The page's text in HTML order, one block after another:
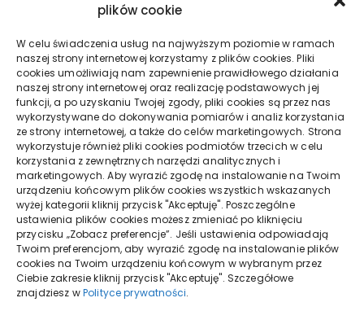
plików cookie
W celu świadczenia usług na najwyższym poziomie w ramach
naszej strony internetowej korzystamy z plików cookies. Pliki
cookies umożliwiają nam zapewnienie prawidłowego działania
naszej strony internetowej oraz realizację podstawowych jej
funkcji, a po uzyskaniu Twojej zgody, pliki cookies są przez nas
wykorzystywane do dokonywania pomiarów i analiz korzystania
ze strony internetowej, a także do celów marketingowych. Strona
wykorzystuje również pliki cookies podmiotów trzecich w celu
korzystania z zewnętrznych narzędzi analitycznych i
marketingowych. Aby wyrazić zgodę na instalowanie na Twoim
urządzeniu końcowym plików cookies wszystkich wskazanych
wyżej kategorii kliknij przycisk "Akceptuję". Poszczególne
ustawienia plików cookies możesz zmieniać po kliknięciu
przycisku „Zobacz preferencje”. Jeśli ustawienia odpowiadają
Twoim preferencjom, aby wyrazić zgodę na instalowanie plików
cookies na Twoim urządzeniu końcowym w wybranym przez
Ciebie zakresie kliknij przycisk "Akceptuję". Szczegółowe
znajdziesz wPolityce prywatności.
Lipiec 2021
Czerwiec 2021
Maj 2021
Kwiecień 2021
Marzec 2021